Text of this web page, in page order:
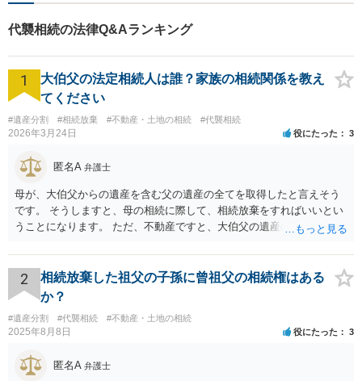
代襲相続の法律Q&Aランキング
1
大伯父の法定相続人は誰？家族の相続関係を教え
てください
#遺産分割 #相続放棄 #不動産・土地の相続 #代襲相続
2026年3月24日 役にたった 3
匿名A 弁護士
母が、大伯父からの遺産を含む父の遺産の全てを取得したと言えそう
です。 そうしますと、母の相続に際して、相続放棄をすればいいとい
うことになります。 ただ、不動産ですと、大伯父の遺産の名義がまだ
2
相続放棄した祖父の子孫に曾祖父の相続権はある
か？
#遺産分割 #代襲相続 #不動産・土地の相続
2025年8月8日 役にたった 3
匿名A 弁護士